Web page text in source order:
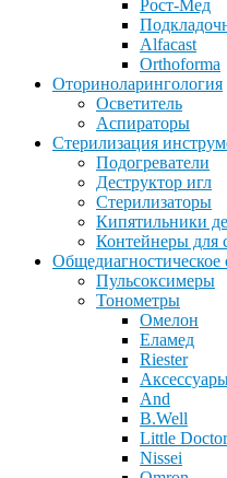
Рост-Мед
Alfacast
Orthoforma
Оториноларингология
Осветитель
Аспираторы
Стерилизация
Подогреватели
Деструктор игл
Стерилизаторы
Кипятильники
Контейнеры для
Общедиагностическое
Пульсоксимеры
Тонометры
Омелон
Еламед
Riester
And
B.Well
Little Doctor
Nissei